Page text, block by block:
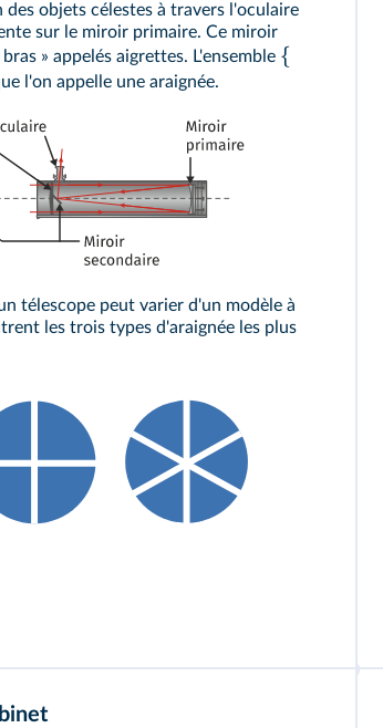
objets célestes à travers l'oculaire
sur le miroir primaire. Ce miroir
» appelés aigrettes. L'ensemble {
l'on appelle une araignée.
télescope peut varier d'un modèle à
les trois types d'araignée les plus